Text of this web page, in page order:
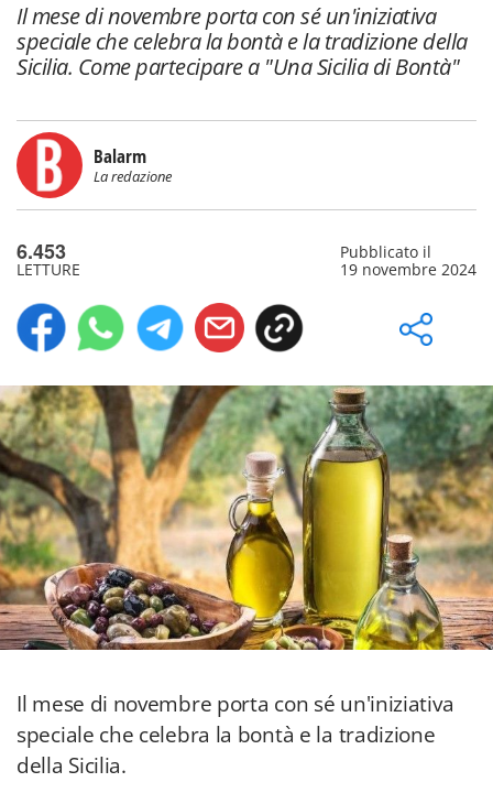
Il mese di novembre porta con sé un'iniziativa
speciale che celebra la bontà e la tradizione della
Sicilia. Come partecipare a "Una Sicilia di Bontà"
Balarm
La redazione
6.453
LETTURE
Pubblicato il
19 novembre 2024
Il mese di novembre porta con sé un'iniziativa
speciale che celebra la bontà e la tradizione
della Sicilia.